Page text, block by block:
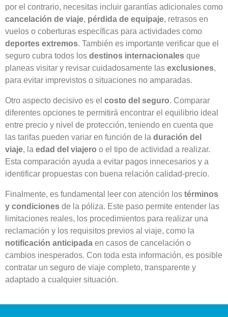
por el contrario, necesitas incluir garantías adicionales como
cancelación de viaje, pérdida de equipaje, retrasos en
vuelos o coberturas específicas para actividades como
deportes extremos. También es importante verificar que el
seguro cubra todos los destinos internacionales que
planeas visitar y revisar cuidadosamente las exclusiones,
para evitar imprevistos o situaciones no amparadas.
Otro aspecto decisivo es el costo del seguro. Comparar
diferentes opciones te permitirá encontrar el equilibrio ideal
entre precio y nivel de protección, teniendo en cuenta que
las tarifas pueden variar en función de la duración del
viaje, la edad del viajero o el tipo de actividad a realizar.
Esta comparación ayuda a evitar pagos innecesarios y a
identificar propuestas con buena relación calidad-precio.
Finalmente, es fundamental leer con atención los términos
y condiciones de la póliza. Este paso permite entender las
limitaciones reales, los procedimientos para realizar una
reclamación y los requisitos previos al viaje, como la
notificación anticipada en casos de cancelación o
cambios inesperados. Con toda esta información, es posible
contratar un seguro de viaje completo, transparente y
adaptado a cualquier situación.